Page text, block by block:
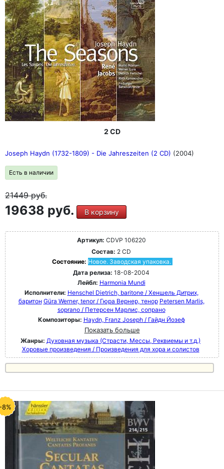
2 CD
Joseph Haydn (1732-1809) - Die Jahreszeiten (2 CD) (2004)
Есть в наличии
21449руб.
19638 руб. В корзину
Артикул: CDVP 106220
Состав: 2 CD
Состояние: Новое. Заводская упаковка.
Дата релиза: 18-08-2004
Лейбл: Harmonia Mundi
Исполнители: Henschel Dietrich, baritone / Хеншель Дитрих,
баритон Güra Werner, tenor / Гюра Вернер, тенор Petersen Marlis,
soprano / Петерсен Марлис, сопрано
Композиторы: Haydn, Franz Joseph / Гайдн Йозеф
Показать больше
Жанры: Духовная музыка (Страсти, Мессы, Реквиемы и т.д.)
Хоровые произведения / Произведения для хора и солистов
8%